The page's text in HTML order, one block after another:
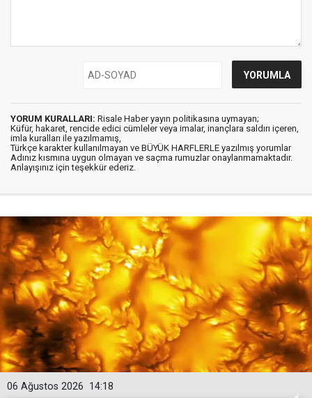
YORUM KURALLARI: Risale Haber yayın politikasına uymayan;
Küfür, hakaret, rencide edici cümleler veya imalar, inançlara saldırı içeren,
imla kuralları ile yazılmamış,
Türkçe karakter kullanılmayan ve BÜYÜK HARFLERLE yazılmış yorumlar
Adınız kısmına uygun olmayan ve saçma rumuzlar onaylanmamaktadır.
Anlayışınız için teşekkür ederiz.
14:18
06 Ağustos 2026